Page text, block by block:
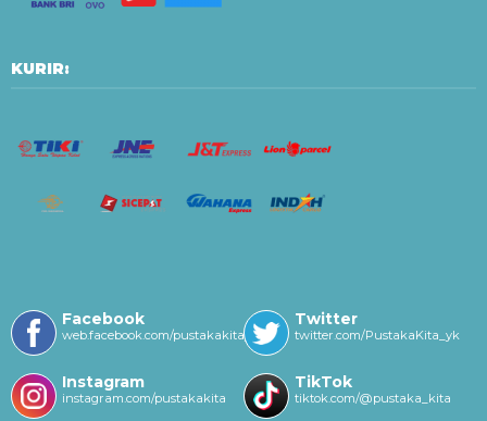
KURIR:
Facebook
web.facebook.com/pustakakitayk/
Twitter
twitter.com/PustakaKita_yk
Instagram
instagram.com/pustakakita
TikTok
tiktok.com/@pustaka_kita